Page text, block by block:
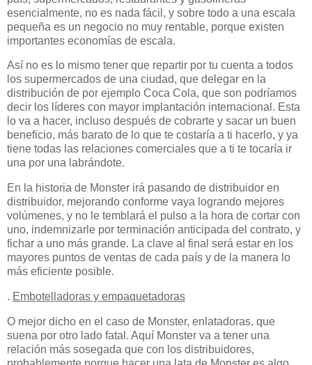
esencialmente, no es nada fácil, y sobre todo a una escala
pequeña es un negocio no muy rentable, porque existen
importantes economías de escala.
Así no es lo mismo tener que repartir por tu cuenta a todos
los supermercados de una ciudad, que delegar en la
distribución de por ejemplo Coca Cola, que son podríamos
decir los líderes con mayor implantación internacional. Esta
lo va a hacer, incluso después de cobrarte y sacar un buen
beneficio, más barato de lo que te costaría a ti hacerlo, y ya
tiene todas las relaciones comerciales que a ti te tocaría ir
una por una labrándote.
En la historia de Monster irá pasando de distribuidor en
distribuidor, mejorando conforme vaya logrando mejores
volúmenes, y no le temblará el pulso a la hora de cortar con
uno, indemnizarle por terminación anticipada del contrato, y
fichar a uno más grande. La clave al final será estar en los
mayores puntos de ventas de cada país y de la manera lo
más eficiente posible.
. Embotelladoras y empaquetadoras
O mejor dicho en el caso de Monster, enlatadoras, que
suena por otro lado fatal. Aquí Monster va a tener una
relación más sosegada que con los distribuidores,